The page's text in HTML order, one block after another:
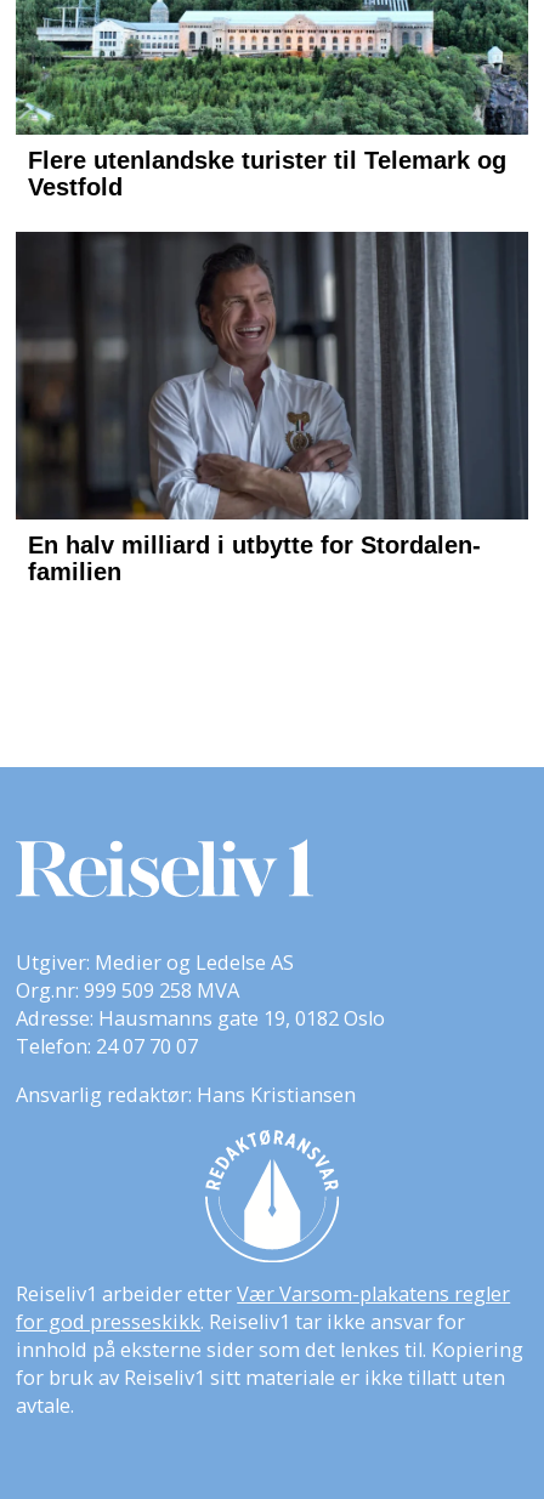
Utgiver: Medier og Ledelse AS
Org.nr: 999 509 258 MVA
Adresse: Hausmanns gate 19, 0182 Oslo
Telefon: 24 07 70 07
Ansvarlig redaktør: Hans Kristiansen
Reiseliv1 arbeider etterVær Varsom-plakatens regler
for god presseskikk. Reiseliv1 tar ikke ansvar for
innhold på eksterne sider som det lenkes til. Kopiering
for bruk av Reiseliv1 sitt materiale er ikke tillatt uten
avtale.